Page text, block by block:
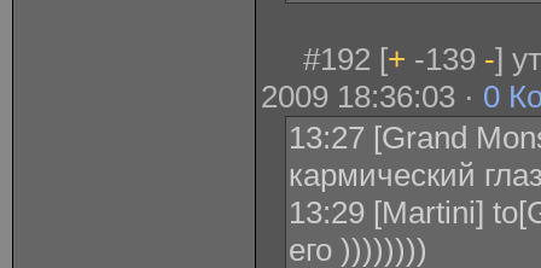
#192 [+ -139 -]
2009 18:36:03 · 0
13:27 [Grand
кармический
13:29 [Martini]
его ))))))))